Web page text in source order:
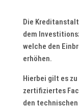
Die
dem
welche den
erhöhen.
Hierbei gilt es
zertifiziertes
den